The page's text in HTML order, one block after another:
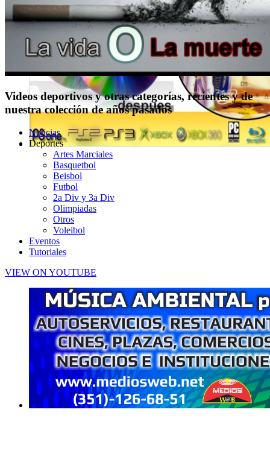
Videos deportivos y otras categorías, recientes y de
nuestra colección de años pasados
Noticias
Deportes
Artes Marciales
Basquetbol
Beisbol
Futbol
2a Div y 3a Div
Olimpiadas
Otros
Voleibol
Eventos
Tutoriales
VIEW ON YOUTUBE